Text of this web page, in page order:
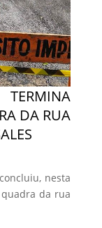
DA RUA
nesta
da rua